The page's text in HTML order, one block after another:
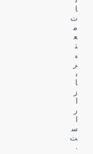
ا
ت
م
ع
ت
ب
ر
ب
ا
ز
ر
س
ت
.